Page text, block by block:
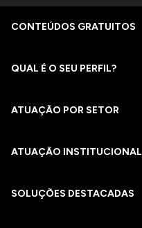
CONTEÚDOS GRATUITOS
QUAL É O SEU PERFIL?
ATUAÇÃO POR SETOR
ATUAÇÃO INSTITUCIONAL
SOLUÇÕES DESTACADAS